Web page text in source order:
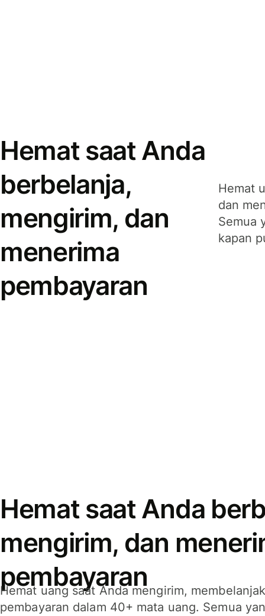
Hemat saat Anda
berbelanja,
mengirim, dan
menerima
pembayaran
Hemat
dan
Semua
kapan
Hemat saat Anda
mengirim, dan
pembayaran
Hemat uang saat Anda mengirim,
pembayaran dalam 40+ mata uang. Semua